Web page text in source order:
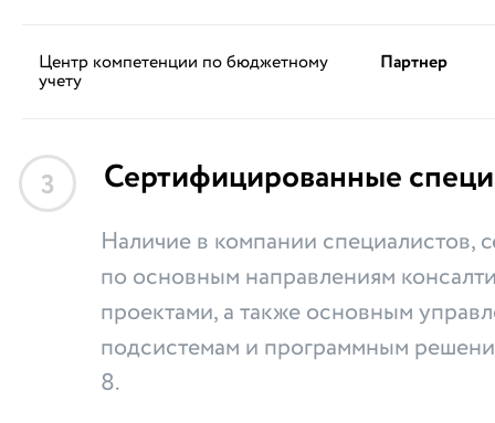
Центр компетенции по бюджетному
учету
Партнер
3 Сертифицированные
Наличие в компании специалистов,
по основным направлениям
проектами, а также основным
подсистемам и программным
8.